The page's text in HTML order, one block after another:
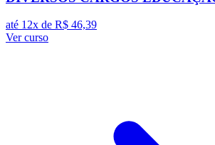
até 12x de R$ 46,39
Ver curso